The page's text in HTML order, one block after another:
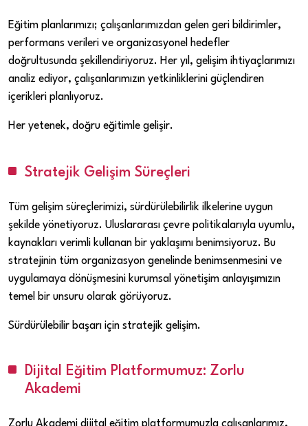
Eğitim planlarımızı; çalışanlarımızdan gelen geri bildirimler,
performans verileri ve organizasyonel hedefler
doğrultusunda şekillendiriyoruz. Her yıl, gelişim ihtiyaçlarımızı
analiz ediyor, çalışanlarımızın yetkinliklerini güçlendiren
içerikleri planlıyoruz.
Her yetenek, doğru eğitimle gelişir.
Stratejik Gelişim Süreçleri
Tüm gelişim süreçlerimizi, sürdürülebilirlik ilkelerine uygun
şekilde yönetiyoruz. Uluslararası çevre politikalarıyla uyumlu,
kaynakları verimli kullanan bir yaklaşımı benimsiyoruz. Bu
stratejinin tüm organizasyon genelinde benimsenmesini ve
uygulamaya dönüşmesini kurumsal yönetişim anlayışımızın
temel bir unsuru olarak görüyoruz.
Sürdürülebilir başarı için stratejik gelişim.
Dijital Eğitim Platformumuz: Zorlu
Akademi